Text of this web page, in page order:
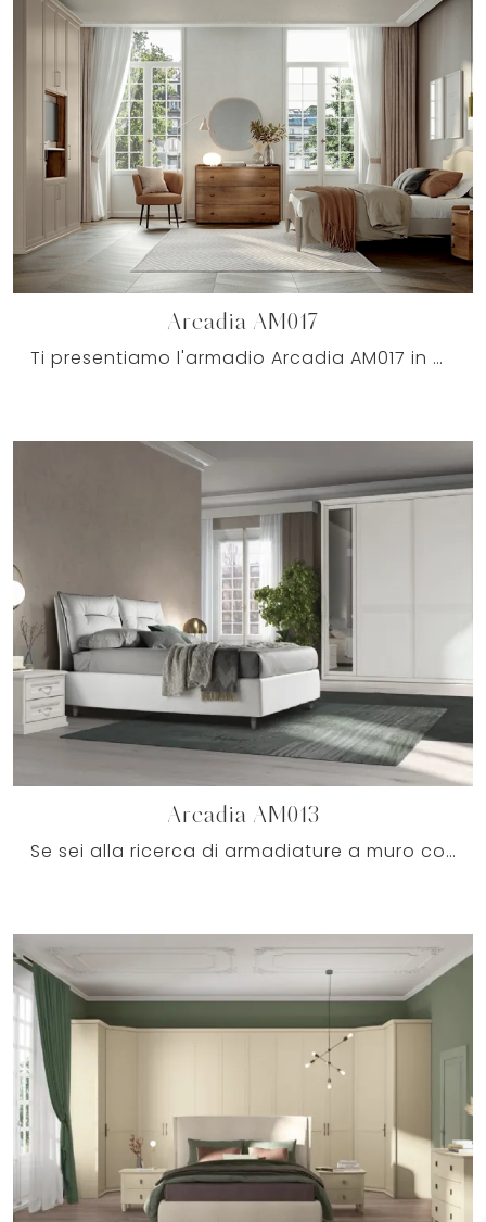
Arcadia AM017
Ti presentiamo l'armadio Arcadia AM017 in melaminico di Colombini Casa! Un ricco catalogo di armadi a muro con ante battenti.
Arcadia AM013
Se sei alla ricerca di armadiature a muro con ante scorrevoli, clicca e scopri l'armadio Arcadia AM013 di Colombini Casa in melaminico.